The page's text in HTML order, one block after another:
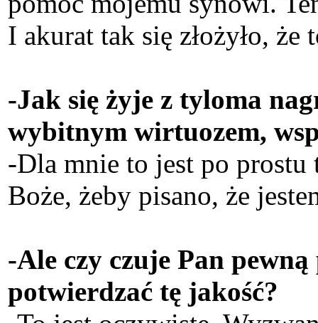
I akurat tak się złożyło,
-Jak się żyje z tyloma
wybitnym wirtuozem,
-Dla mnie to jest po
Boże, żeby pisano, że
-Ale czy czuje Pan
potwierdzać tę jakość?